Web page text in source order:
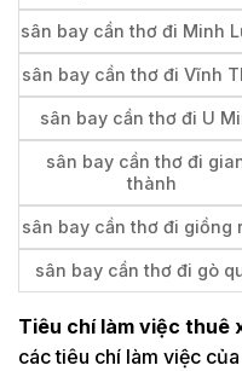
sân bay cần thơ đi Minh
sân bay cần thơ đi Vĩnh
sân bay cần thơ đi U
sân bay cần thơ đi
thành
sân bay cần thơ đi giồng
sân bay cần thơ đi gò
Tiêu chí làm việc thuê
các tiêu chí làm việc